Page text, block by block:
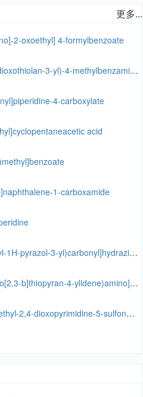
更多...
2-oxoethyl] 4-formylbenzoate
3-(azepan-1-ylsulfonyl)-N-(1,1-dioxothiolan-3-yl)-4-methylbenzamide
4-carboxylate
acid
1-carboxamide
N-cyclohexyl-2-[(4-iodo-1-methyl-1H-pyrazol-3-yl)carbonyl]hydrazinecarboxamide
[(E)-(7,7-dioxo-5,6-dihydrothieno[2,3-b]thiopyran-4-ylidene)amino] 2-methylpropanoate
N-(3,5-dimethylphenyl)-1,3-dimethyl-2,4-dioxopyrimidine-5-sulfonamide